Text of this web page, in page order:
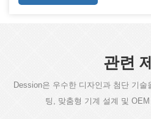
관련
Dession은 우수한 디자인과 첨단 기
팅, 맞춤형 기계 설계 및